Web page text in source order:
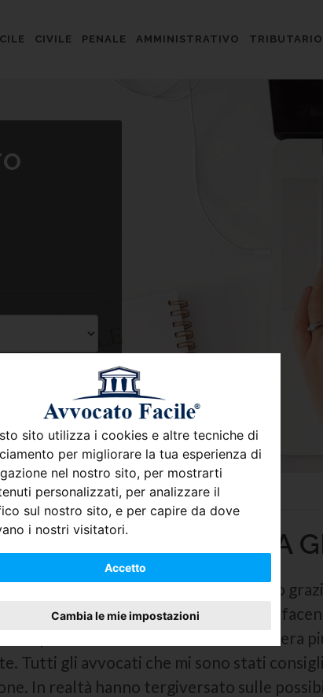
sito utilizza i cookies e altre tecniche di
per migliorare la tua esperienza di
nel nostro sito, per mostrarti
personalizzati, per analizzare il
sul nostro sito, e per capire da dove
i nostri visitatori.
Accetto
Cambia le mie impostazioni
CIVILE PENALE AMMINISTRATIVO TRIBUTARIO
MI CONSIGLIAVA
e sono soddisfatto di aver trovato
giornate a vagare tra vari studi legali,
e parenti. Devo dire che il mio caso era
Tutti gli avvocati che mi sono stati
In realtà hanno tergiversato sulle